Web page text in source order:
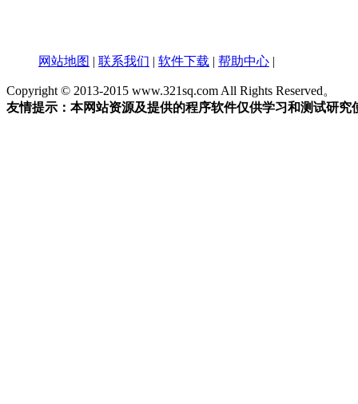
网站地图 | 联系我们 | 软件下载 | 帮助中心 |
Copyright © 2013-2015 www.321sq.com All Rights Reserved。
友情提示：本网站资源及提供的程序软件仅供学习和测试研